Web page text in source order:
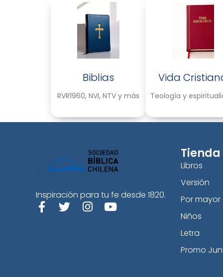
Biblias
RVR1960, NVI, NTV y más
Vida
Teología y
Inspiración para tu fe desde 1820.
Tienda
Libros
Versión
Por mayor
Niños
Letra
Promo